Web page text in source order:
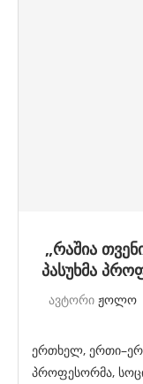
„რაშია
პასუხმა
ავტორი ჟოლო
ერთხელ,
პროფესორმა,